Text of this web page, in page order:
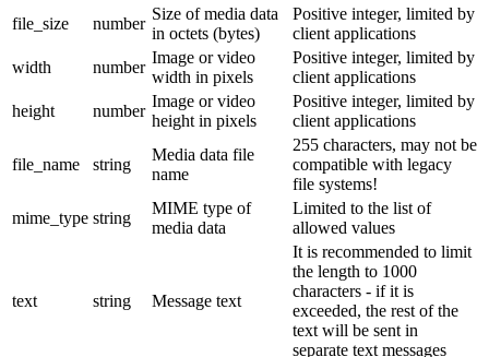
file_size
number
Size of media data
in octets (bytes)
Positive integer, limited by
client applications
width
number
Image or video
width in pixels
Positive integer, limited by
client applications
height
number
Image or video
height in pixels
Positive integer, limited by
client applications
file_name string
Media data file
name
255 characters, may not be
compatible with legacy
file systems!
mime_type string
MIME type of
media data
Limited to the list of
allowed values
text string Message text
It is recommended to limit
the length to 1000
characters - if it is
exceeded, the rest of the
text will be sent in
separate text messages